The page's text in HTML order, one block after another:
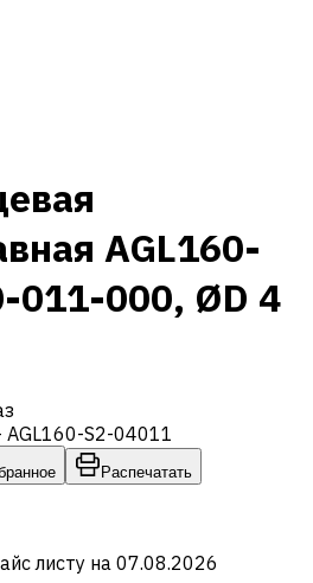
AGL160-
011-000, ØD 4
AGL160-S2-04011
Распечатать
листу на 07.08.2026